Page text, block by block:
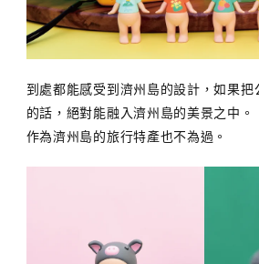
到處都能感受到濟州島的設計，如果把
的話，絕對能融入濟州島的美景之中。
作為濟州島的旅行特產也不為過。